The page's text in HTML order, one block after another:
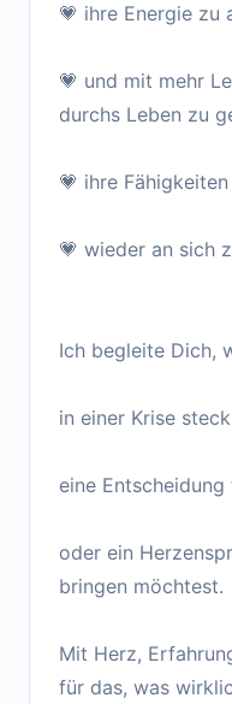
💗 ihre Energie zu
💗 und mit mehr
durchs Leben zu
💗 ihre
💗 wieder an sich
Ich begleite Dich,
in einer Krise
eine
oder ein
bringen möchtest.
Mit Herz,
für das, was